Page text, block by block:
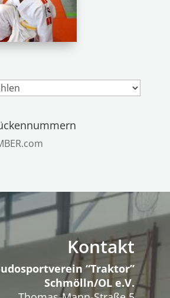
Kontakt
“Traktor”
Schmölln/OL e.V.